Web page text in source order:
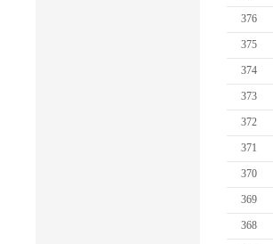
376
375
374
373
372
371
370
369
368